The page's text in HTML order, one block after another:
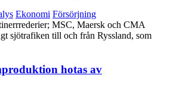
Ekonomi Försörjning
MSC, Maersk och CMA
sjötrafiken till och från Ryssland, som
hotas av